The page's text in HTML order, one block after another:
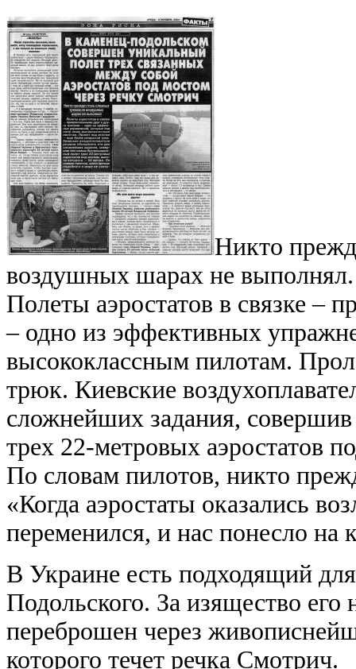
Никто
воздушных шарах не выполнял.
Полеты аэростатов в связке –
– одно из эффективных
высококлассным пилотам.
трюк. Киевские
сложнейших задания,
трех 22-метровых аэростатов
По словам пилотов, никто
«Когда аэростаты оказались
переменился, и нас понесло на
В Украине есть подходящий
Подольского. За изящество
переброшен через
которого течет речка Смотрич.